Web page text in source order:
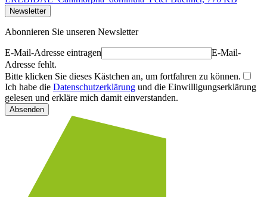
Newsletter
Abonnieren Sie unseren Newsletter
E-Mail-Adresse eintragen
E-Mail-
Adresse fehlt.
Bitte klicken Sie dieses Kästchen an, um fortfahren zu können.
Ich habe die Datenschutzerklärung und die Einwilligungserklärung
gelesen und erkläre mich damit einverstanden.
Absenden